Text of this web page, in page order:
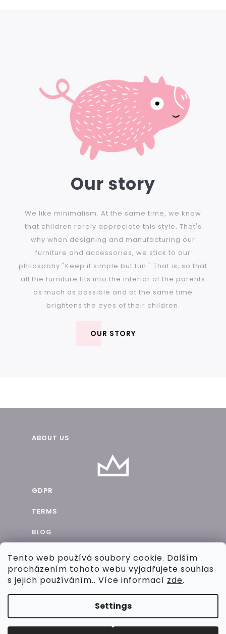
Tento web používá soubory cookie. Dalším
procházením tohoto webu vyjadřujete souhlas
s jejich používáním.. Více informací zde.
Settings
Our story
We like minimalism. At the same time, we know
that children rarely appreciate this style. That's
why when designing and manufacturing our
furniture and accessories, we stick to our
philospohy "Keep it simple but fun." That is, so that
all the furniture fits into the interior of the parents
as much as possible and at the same time
brightens the eyes of their children.
OUR STORY
ABOUT US
GDPR
TERMS
BLOG
CONTACTS
COOPERATION
CREATED BY SHOPTET
Copyright 2026Chic By Pig. All rights reserved.EDIT